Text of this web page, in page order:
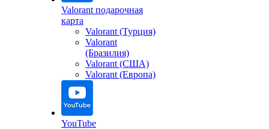
Valorant подарочная
карта
Valorant (Турция)
Valorant
(Бразилия)
Valorant (США)
Valorant (Европа)
YouTube